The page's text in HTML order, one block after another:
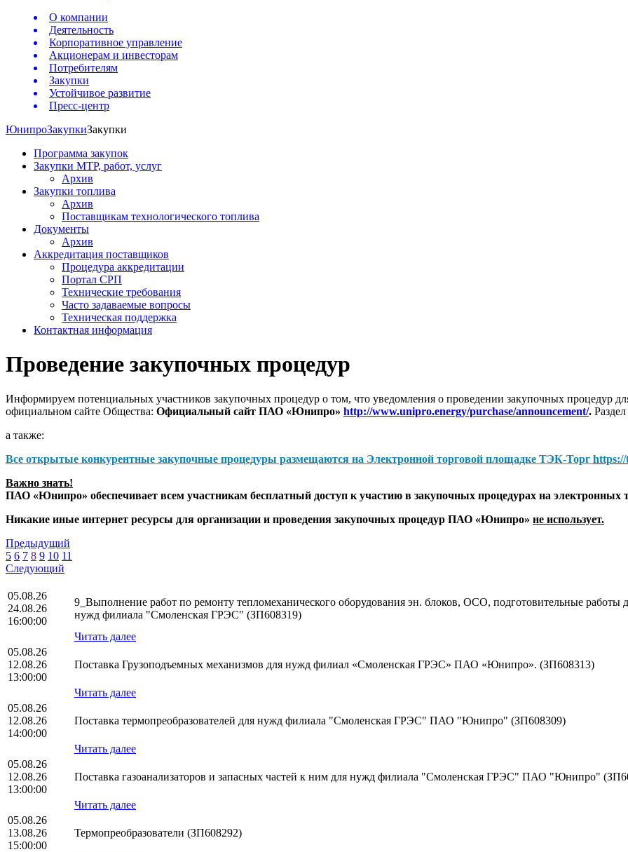
О компании
Деятельность
Корпоративное управление
Акционерам и инвесторам
Потребителям
Закупки
Устойчивое развитие
Пресс-центр
ЮнипроЗакупкиЗакупки
Программа закупок
Закупки МТР, работ, услуг
Архив
Закупки топлива
Архив
Поставщикам технологического топлива
Документы
Архив
Аккредитация поставщиков
Процедура аккредитации
Портал СРП
Технические требования
Часто задаваемые вопросы
Техническая поддержка
Контактная информация
Проведение закупочных процедур
Информируем потенциальных участников закупочных процедур о том, что уведомления о проведении закупочных
официальном сайте Общества: Официальный сайт ПАО «Юнипро» http://www.unipro.energy/purchase/announcement/.
а также:
Все открытые конкурентные закупочные процедуры размещаются на Электронной торговой площадке ТЭК-Торг
Важно знать!
ПАО «Юнипро» обеспечивает всем участникам бесплатный доступ к участию в закупочных процедурах на электронных
Никакие иные интернет ресурсы для организации и проведения закупочных процедур ПАО «Юнипро» не использует.
Предыдущий
5 6 7 8 9 10 11
Следующий
05.08.26
24.08.26
16:00:00
9_Выполнение работ по ремонту тепломеханического оборудования эн. блоков, ОСО, подготовительные
нужд филиала "Смоленская ГРЭС" (ЗП608319)
Читать далее
05.08.26
12.08.26
13:00:00
Поставка Грузоподъемных механизмов для нужд филиал «Смоленская ГРЭС» ПАО «Юнипро». (ЗП608313)
Читать далее
05.08.26
12.08.26
14:00:00
Поставка термопреобразователей для нужд филиала "Смоленская ГРЭС" ПАО "Юнипро" (ЗП608309)
Читать далее
05.08.26
12.08.26
13:00:00
Поставка газоанализаторов и запасных частей к ним для нужд филиала "Смоленская ГРЭС" ПАО "Юнипро"
Читать далее
05.08.26
13.08.26
15:00:00
Термопреобразователи (ЗП608292)